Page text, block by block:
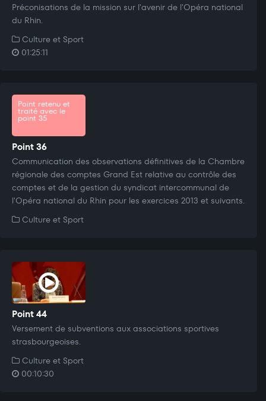
Préconisations de la mission sur l'avenir de l'Opéra national
du Rhin.
Culture et Sport
01:25:11
Point retenu et
traité avec le
point 35
Point 36
Communication des observations définitives de la Chambre
régionale des comptes Grand Est relative au contrôle des
comptes et de la gestion du syndicat intercommunal de
l'Opéra national du Rhin pour les exercices 2013 et suivants.
Culture et Sport
Point 44
Versement de subventions aux associations sportives
strasbourgeoises.
Culture et Sport
00:10:30